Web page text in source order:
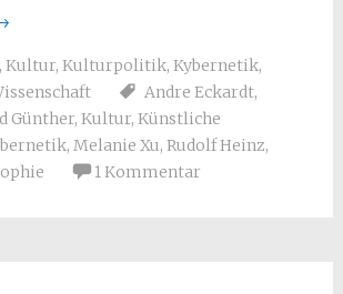
Kultur, Kulturpolitik, Kybernetik,
Andre Eckardt,
Günther, Kultur, Künstliche
, Melanie Xu, Rudolf Heinz,
1 Kommentar